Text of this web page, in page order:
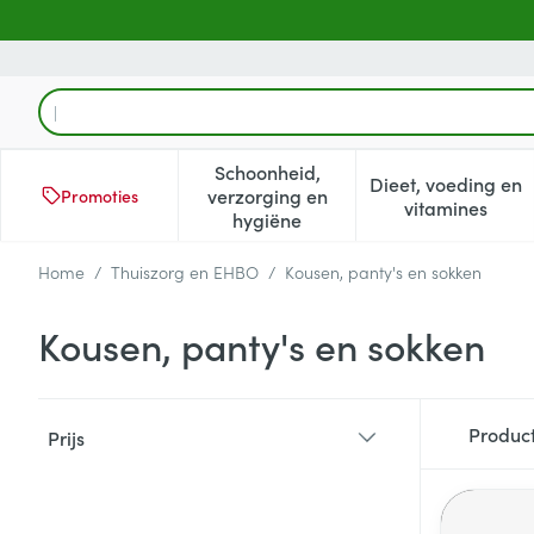
Product, merk, categorie...
Promoties
Schoonheid,
verzorging en
hygiëne
Toon submenu voor
Dieet, voeding en
vitamines
Toon
Home / Thuiszorg en EHBO / Kousen, panty's en sokken
Kousen, panty's en sokken
Prijs